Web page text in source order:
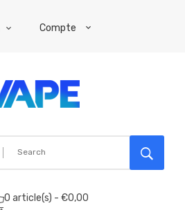
Compte
0 article(s) - €0,00